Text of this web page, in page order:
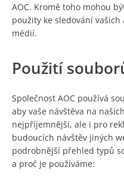
AOC. Kromě toho mohou
použity ke sledování
médií.
Použití
Společnost AOC používá
aby vaše návštěva na
nejpříjemnější, ale i pro
budoucích návštěv jiných
podrobnější přehled typů
a proč je používáme: